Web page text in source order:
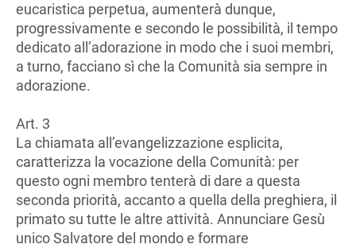
eucaristica perpetua, aumenterà dunque,
progressivamente e secondo le possibilità, il tempo
dedicato all’adorazione in modo che i suoi membri,
a turno, facciano sì che la Comunità sia sempre in
adorazione.
Art. 3
La chiamata all’evangelizzazione esplicita,
caratterizza la vocazione della Comunità: per
questo ogni membro tenterà di dare a questa
seconda priorità, accanto a quella della preghiera, il
primato su tutte le altre attività. Annunciare Gesù
unico Salvatore del mondo e formare